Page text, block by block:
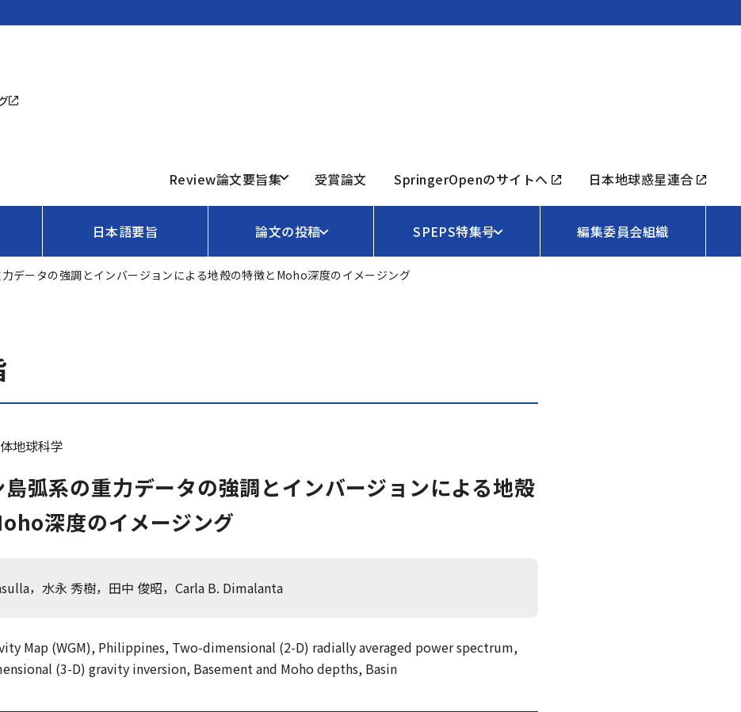
Review論文要旨集 受賞論文 SpringerOpenのサイトへ 日本地球惑星連合
日本語要旨 論文の投稿 SPEPS特集号 編集委員会組織
データの強調とインバージョンによる地殻の特徴とMoho深度のイメージング
地球科学
島弧系の重力データの強調とインバージョンによる地殻
深度のイメージング
，水永 秀樹，田中 俊昭，Carla B. Dimalanta
Map (WGM), Philippines, Two-dimensional (2-D) radially averaged power spectrum,
(3-D) gravity inversion, Basement and Moho depths, Basin